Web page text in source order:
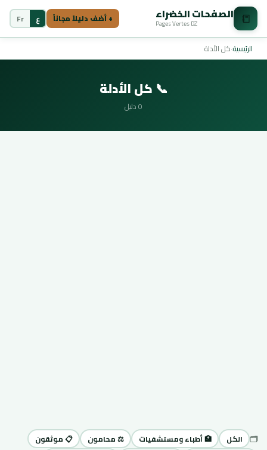
📒 الصفحات الخضراء
Pages Vertes DZ + أضف دليلاً مجاناً ع Fr
الرئيسية›كل الأدلة
📞 كل الأدلة
0 دليل
🗂️ الكل 🏥 أطباء ومستشفيات ⚖️ محامون
📋 موثقون